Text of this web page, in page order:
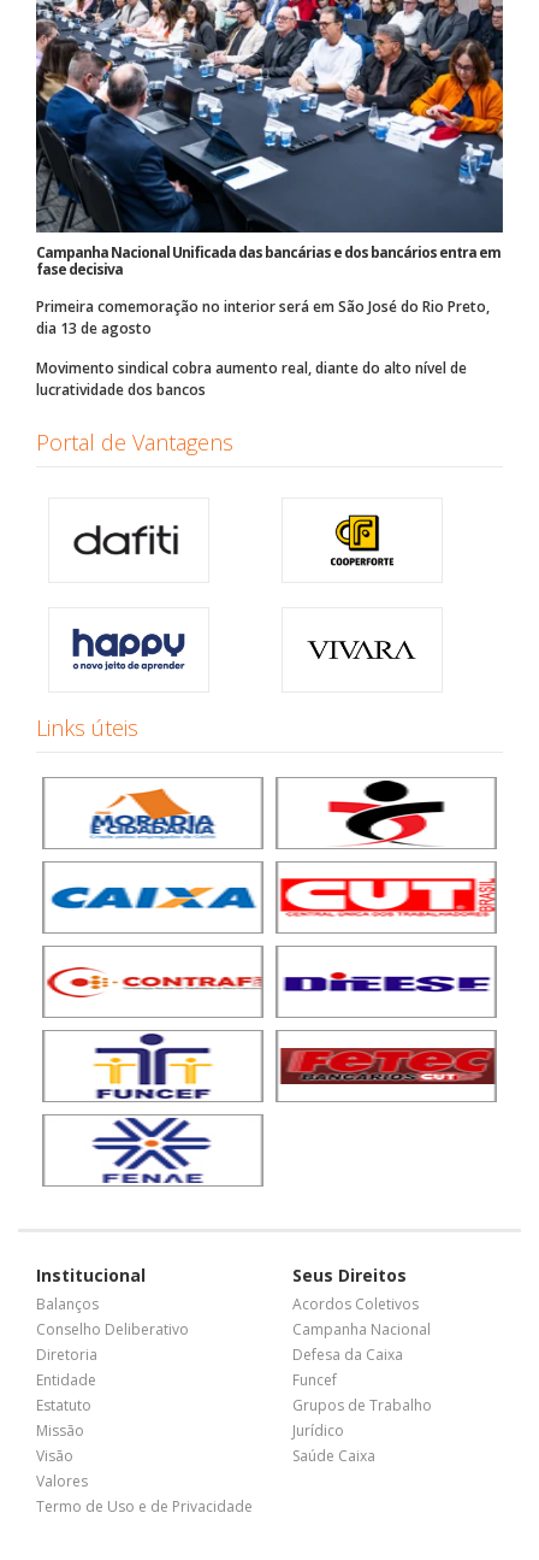
Campanha Nacional Unificada das bancárias e dos bancários entra em
fase decisiva
Primeira comemoração no interior será em São José do Rio Preto,
dia 13 de agosto
Movimento sindical cobra aumento real, diante do alto nível de
lucratividade dos bancos
Portal de Vantagens
Links úteis
Institucional
Balanços
Conselho Deliberativo
Diretoria
Entidade
Estatuto
Missão
Visão
Valores
Termo de Uso e de Privacidade
Seus Direitos
Acordos Coletivos
Campanha Nacional
Defesa da Caixa
Funcef
Grupos de Trabalho
Jurídico
Saúde Caixa